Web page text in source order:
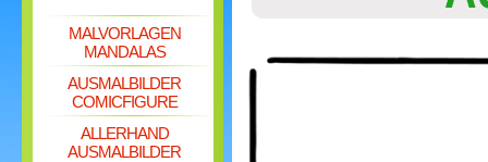
MALVORLAGEN
MANDALAS
AUSMALBILDER
COMICFIGURE
ALLERHAND
AUSMALBILDER